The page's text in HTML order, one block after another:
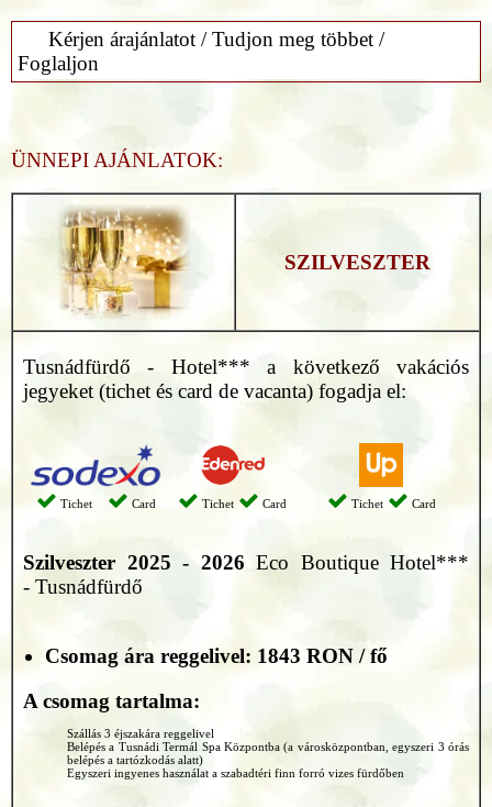
Kérjen árajánlatot / Tudjon meg többet /
Foglaljon
ÜNNEPI AJÁNLATOK:
SZILVESZTER
Tusnádfürdő - Hotel*** a következő vakációs
jegyeket (tichet és card de vacanta) fogadja el:
Tichet Card Tichet Card Tichet Card
Szilveszter 2025 - 2026 Eco Boutique Hotel***
- Tusnádfürdő
Csomag ára reggelivel: 1843 RON / fő
A csomag tartalma:
Szállás 3 éjszakára reggelivel
Belépés a Tusnádi Termál Spa Központba (a városközpontban, egyszeri 3 órás
belépés a tartózkodás alatt)
Egyszeri ingyenes használat a szabadtéri finn forró vizes fürdőben